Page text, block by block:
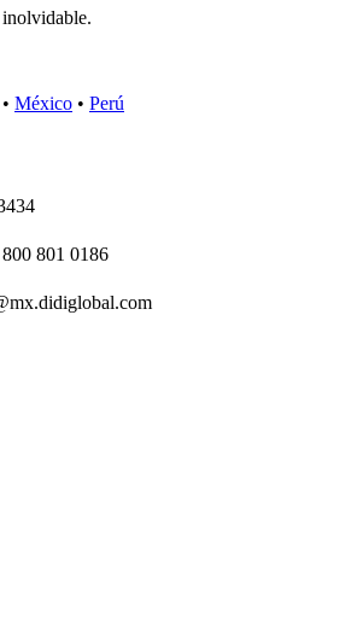
• México • Perú
800 801 0186